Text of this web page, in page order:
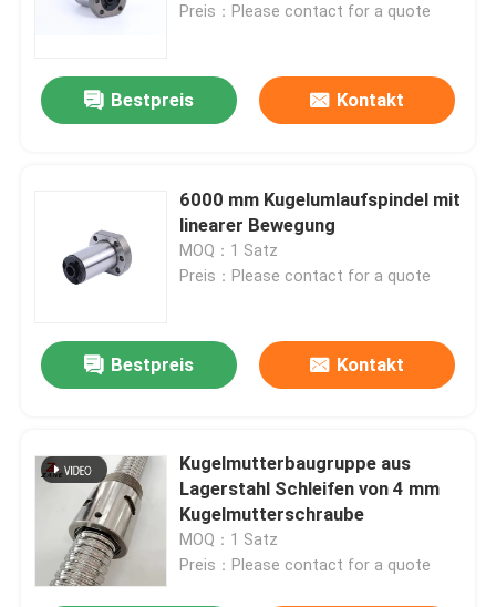
Preis：Please contact for a quote
Bestpreis Kontakt
6000 mm Kugelumlaufspindel mit
linearer Bewegung
MOQ：1 Satz
Preis：Please contact for a quote
Bestpreis Kontakt
Kugelmutterbaugruppe aus
Lagerstahl Schleifen von 4 mm
Kugelmutterschraube
MOQ：1 Satz
Preis：Please contact for a quote